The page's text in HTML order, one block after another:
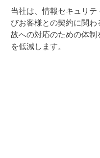
当社は、情報セキュリ
びお客様との契約に関
故への対応のための体
を低減します。